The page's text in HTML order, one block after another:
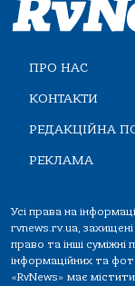
ПРО НАС
КОНТАКТИ
РЕДАКЦІЙНА
РЕКЛАМА
Усі права на
rvnews.rv.ua,
право та інші
інформаційних та
«RvNews» має